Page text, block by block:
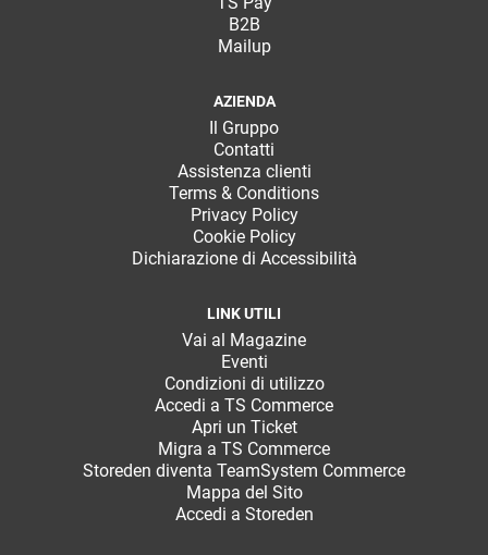
B2B
Mailup
AZIENDA
Il Gruppo
Contatti
Assistenza clienti
Terms & Conditions
Privacy Policy
Cookie Policy
Dichiarazione di Accessibilità
LINK UTILI
Vai al Magazine
Eventi
Condizioni di utilizzo
Accedi a TS Commerce
Apri un Ticket
Migra a TS Commerce
Storeden diventa TeamSystem Commerce
Mappa del Sito
Accedi a Storeden